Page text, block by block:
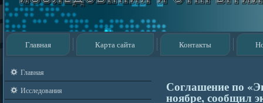
Главная Карта сайта Контакты
Главная
Исследования
Соглашение по
ноябре, сообщил